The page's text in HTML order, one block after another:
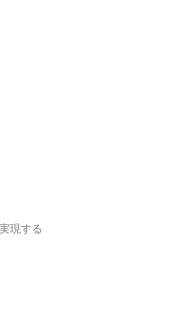
現する